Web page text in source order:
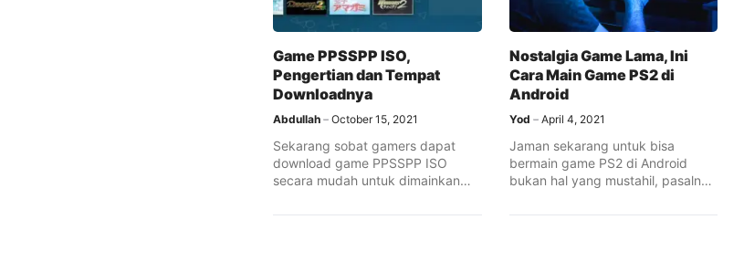
Game PPSSPP ISO,
Pengertian dan Tempat
Downloadnya
Abdullah October 15, 2021
Sekarang sobat gamers dapat
download game PPSSPP ISO
secara mudah untuk dimainkan
Nostalgia Game Lama, Ini
Cara Main Game PS2 di
Android
Yod April 4, 2021
Jaman sekarang untuk bisa
bermain game PS2 di Android
bukan hal yang mustahil, pasalnya